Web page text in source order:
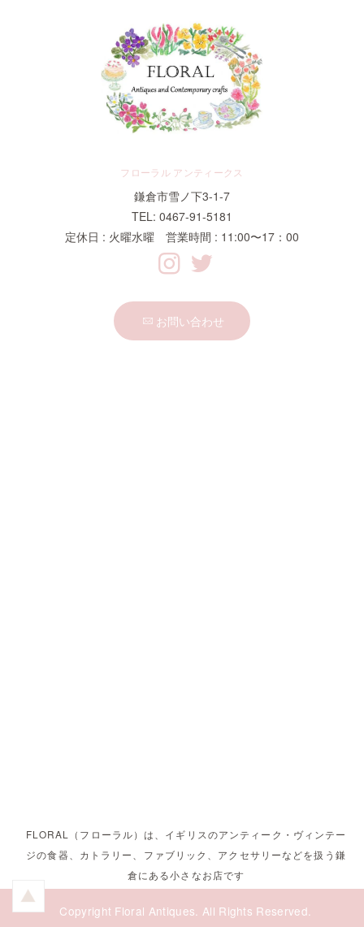
フローラル アンティークス
鎌倉市雪ノ下3-1-7
TEL: 0467-91-5181
定休日 : 火曜水曜 営業時間 : 11:00〜17：00
お問い合わせ
FLORAL（フローラル）は、イギリスのアンティーク・ヴィンテー
ジの食器、カトラリー、ファブリック、アクセサリーなどを扱う鎌
倉にある小さなお店です
Copyright Floral Antiques. All Rights Reserved.